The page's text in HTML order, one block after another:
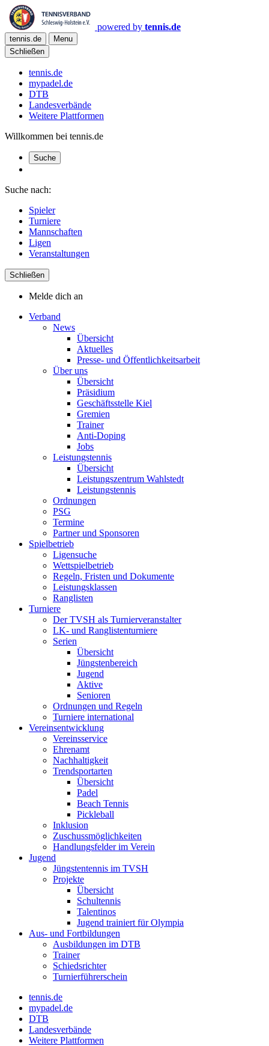
powered by tennis.de
tennis.de
Menu
Schließen
tennis.de
mypadel.de
DTB
Landesverbände
Weitere Plattformen
Willkommen bei tennis.de
Suche
Suche nach:
Spieler
Turniere
Mannschaften
Ligen
Veranstaltungen
Schließen
Melde dich an
Verband
News
Übersicht
Aktuelles
Presse- und Öffentlichkeitsarbeit
Über uns
Übersicht
Präsidium
Geschäftsstelle Kiel
Gremien
Trainer
Anti-Doping
Jobs
Leistungstennis
Übersicht
Leistungszentrum Wahlstedt
Leistungstennis
Ordnungen
PSG
Termine
Partner und Sponsoren
Spielbetrieb
Ligensuche
Wettspielbetrieb
Regeln, Fristen und Dokumente
Leistungsklassen
Ranglisten
Turniere
Der TVSH als Turnierveranstalter
LK- und Ranglistenturniere
Serien
Übersicht
Jüngstenbereich
Jugend
Aktive
Senioren
Ordnungen und Regeln
Turniere international
Vereinsentwicklung
Vereinsservice
Ehrenamt
Nachhaltigkeit
Trendsportarten
Übersicht
Padel
Beach Tennis
Pickleball
Inklusion
Zuschussmöglichkeiten
Handlungsfelder im Verein
Jugend
Jüngstentennis im TVSH
Projekte
Übersicht
Schultennis
Talentinos
Jugend trainiert für Olympia
Aus- und Fortbildungen
Ausbildungen im DTB
Trainer
Schiedsrichter
Turnierführerschein
tennis.de
mypadel.de
DTB
Landesverbände
Weitere Plattformen